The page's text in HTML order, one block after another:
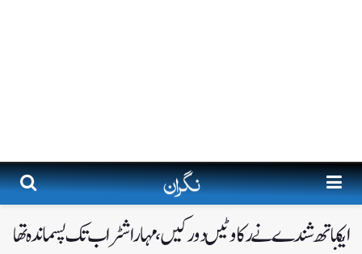
ایکناتھ شندے نے رکاوٹیں دور کیں، مہاراشٹر اب تک پسماندہ تھا